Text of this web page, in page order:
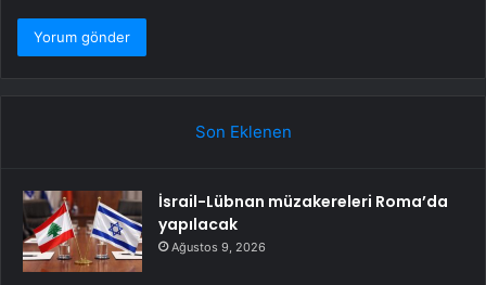
Son Eklenen
İsrail-Lübnan müzakereleri Roma’da
yapılacak
Ağustos 9, 2026